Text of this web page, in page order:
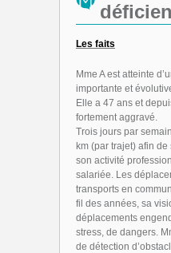
Les faits
Mme A est atteinte
importante et
Elle a 47 ans et
fortement aggravé.
Trois jours par
km (par trajet) afin
son activité
salariée. Les
transports en
fil des années, sa
déplacements
stress, de dangers.
de détection